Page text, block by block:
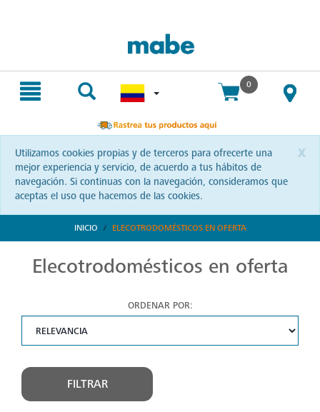
0
x
Utilizamos cookies propias y de terceros para ofrecerte una
mejor experiencia y servicio, de acuerdo a tus hábitos de
navegación. Si continuas con la navegación, consideramos que
aceptas el uso que hacemos de las cookies.
INICIO ELECOTRODOMÉSTICOS EN OFERTA
Elecotrodomésticos en oferta
ORDENAR POR:
FILTRAR